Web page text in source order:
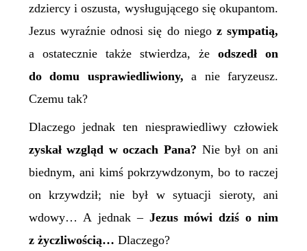
zdziercy i oszusta, wysługującego się okupantom.
Jezus wyraźnie odnosi się do niego z sympatią,
a ostatecznie także stwierdza, żeodszedł on
do domu usprawiedliwiony, a nie faryzeusz.
Czemu tak?
Dlaczego jednak ten niesprawiedliwy człowiek
zyskał wzgląd w oczach Pana? Nie był on ani
biednym, ani kimś pokrzywdzonym, bo to raczej
on krzywdził; nie był w sytuacji sieroty, ani
wdowy… A jednak – Jezus mówi dziś o nim
z życzliwością… Dlaczego?